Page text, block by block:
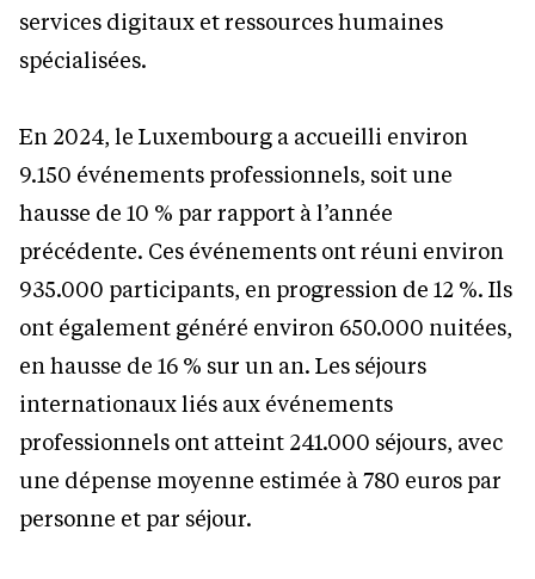
services digitaux et ressources humaines
spécialisées.
En 2024, le Luxembourg a accueilli environ
9.150 événements professionnels, soit une
hausse de 10 % par rapport à l’année
précédente. Ces événements ont réuni environ
935.000 participants, en progression de 12 %. Ils
ont également généré environ 650.000 nuitées,
en hausse de 16 % sur un an. Les séjours
internationaux liés aux événements
professionnels ont atteint 241.000 séjours, avec
une dépense moyenne estimée à 780 euros par
personne et par séjour.